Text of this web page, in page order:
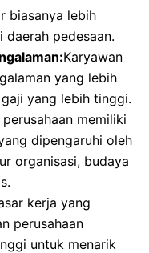
biasanya lebih
pedesaan.
Karyawan
yang lebih
yang lebih tinggi.
memiliki
dipengaruhi oleh
organisasi, budaya
kerja yang
perusahaan
untuk menarik